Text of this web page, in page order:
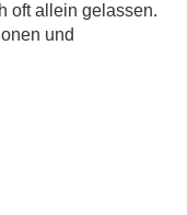
oft allein gelassen.
und